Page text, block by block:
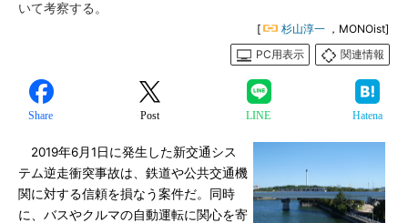
いて考察する。
[ 杉山淳一 ，MONOist]
PC用表示
関連情報
Share Post LINE Hatena
2019年6月1日に発生した新交通シス
テム逆走衝突事故は、鉄道や公共交通機
関に対する信頼を損なう案件だ。同時
に、バスやクルマの自動運転に関心を寄